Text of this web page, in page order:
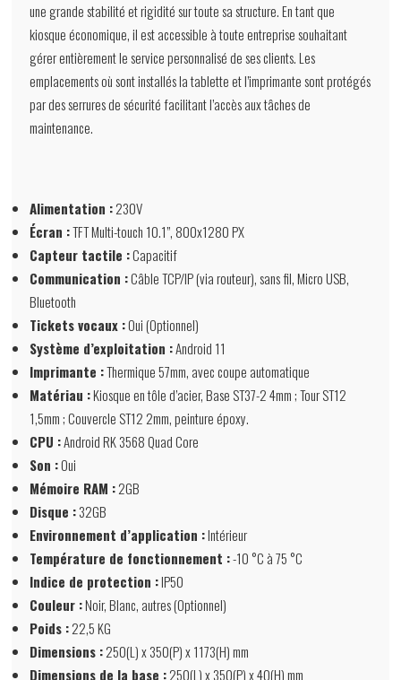
une grande stabilité et rigidité sur toute sa structure. En tant que
kiosque économique, il est accessible à toute entreprise souhaitant
gérer entièrement le service personnalisé de ses clients. Les
emplacements où sont installés la tablette et l’imprimante sont protégés
par des serrures de sécurité facilitant l’accès aux tâches de
maintenance.
Alimentation :230V
Écran :TFT Multi-touch 10.1”, 800x1280 PX
Capteur tactile :Capacitif
Communication :Câble TCP/IP (via routeur), sans fil, Micro USB,
Bluetooth
Tickets vocaux :Oui (Optionnel)
Système d’exploitation :Android 11
Imprimante :Thermique 57mm, avec coupe automatique
Matériau :Kiosque en tôle d’acier, Base ST37-2 4mm ; Tour ST12
1,5mm ; Couvercle ST12 2mm, peinture époxy.
CPU :Android RK 3568 Quad Core
Son :Oui
Mémoire RAM :2GB
Disque :32GB
Environnement d’application :Intérieur
Température de fonctionnement :-10 °C à 75 °C
Indice de protection :IP50
Couleur :Noir, Blanc, autres (Optionnel)
Poids :22,5 KG
Dimensions :250(L) x 350(P) x 1173(H) mm
Dimensions de la base :250(L) x 350(P) x 40(H) mm